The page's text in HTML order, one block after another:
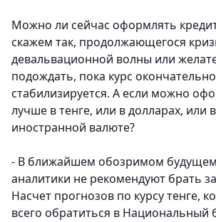
Можно ли сейчас оформлять
скажем так, продолжающегося
девальвационной волны или
подождать, пока курс
стабилизируется. А если можно
лучше в тенге, или в долларах, или
иностранной валюте?
- В ближайшем обозримом
аналитики не рекомендуют брать
Насчет прогнозов по курсу тенге,
всего обратиться в Национальный